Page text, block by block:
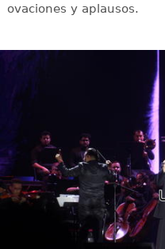
ovaciones y aplausos.